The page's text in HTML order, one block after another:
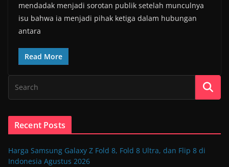
mendadak menjadi sorotan publik setelah munculnya
isu bahwa ia menjadi pihak ketiga dalam hubungan
antara
Read More
Recent Posts
Harga Samsung Galaxy Z Fold 8, Fold 8 Ultra, dan Flip 8 di
Indonesia Agustus 2026